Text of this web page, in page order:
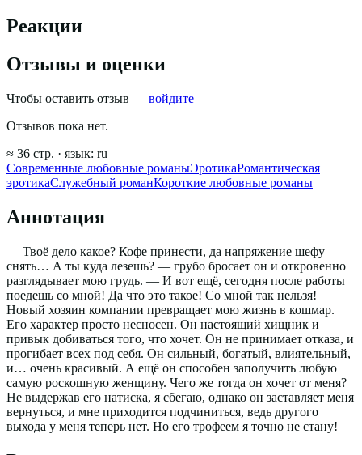
Реакции
Отзывы и оценки
Чтобы оставить отзыв — войдите
Отзывов пока нет.
≈ 36 стр. · язык: ru
Современные любовные романыЭротикаРомантическая
эротикаСлужебный романКороткие любовные романы
Аннотация
— Твоё дело какое? Кофе принести, да напряжение шефу
снять… А ты куда лезешь? — грубо бросает он и откровенно
разглядывает мою грудь. — И вот ещё, сегодня после работы
поедешь со мной! Да что это такое! Со мной так нельзя!
Новый хозяин компании превращает мою жизнь в кошмар.
Его характер просто несносен. Он настоящий хищник и
привык добиваться того, что хочет. Он не принимает отказа, и
прогибает всех под себя. Он сильный, богатый, влиятельный,
и… очень красивый. А ещё он способен заполучить любую
самую роскошную женщину. Чего же тогда он хочет от меня?
Не выдержав его натиска, я сбегаю, однако он заставляет меня
вернуться, и мне приходится подчиниться, ведь другого
выхода у меня теперь нет. Но его трофеем я точно не стану!